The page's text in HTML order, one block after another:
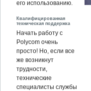
его использованию.
Квалифицированная
техническая поддержка
Начать работу с
Polycom очень
просто! Но, если все
же возникнут
трудности,
технические
специалисты службы